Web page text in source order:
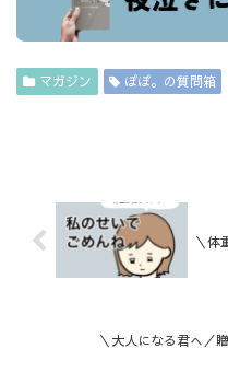
マガジン ぽぽ。の質問箱
＼体
＼大人になる君へ／